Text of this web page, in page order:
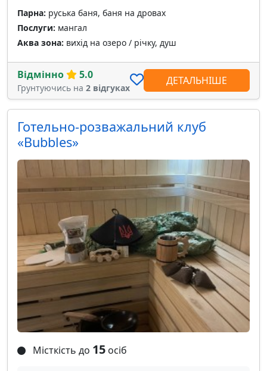
Парна: руська баня, баня на дровах
Послуги: мангал
Аква зона: вихід на озеро / річку, душ
Відмінно 5.0
Грунтуючись на 2 відгуках
ДЕТАЛЬНІШЕ
Готельно-розважальний клуб
«Bubbles»
Місткість до 15 осіб